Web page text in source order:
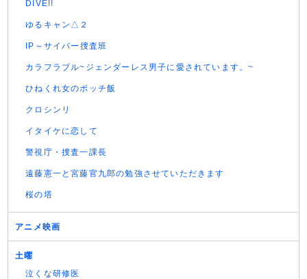
DIVE!!
ゆるキャン△２
IP～サイバー捜査班
カラフラブル~ジェンダーレス男子に愛されています。~
ひねくれ女のボッチ飯
クロシンリ
イタイケに恋して
警視庁・捜査一課長
遠藤憲一と宮藤官九郎の勉強させていただきます
桜の塔
アニメ映画
土曜
泣くな研修医